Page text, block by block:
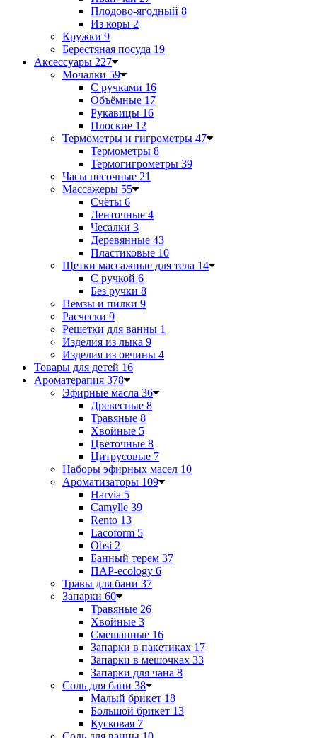
Плодово-ягодный 8
Из коры 2
Кружки 9
Берестяная посуда 19
Аксессуары 227
Мочалки 59
С ручками 16
Объёмные 17
Рукавицы 16
Плоские 12
Термометры и гигрометры 47
Термометры 8
Термогигрометры 39
Часы песочные 21
Массажеры 55
Счёты 6
Ленточные 4
Чесалки 3
Деревянные 43
Пластиковые 10
Щетки массажные для тела 14
С ручкой 6
Без ручки 8
Пемзы и пилки 9
Расчески 9
Решетки для ванны 1
Изделия из лыка 9
Изделия из овчины 4
Товары для детей 16
Ароматерапия 378
Эфирные масла 36
Древесные 8
Травяные 8
Хвойные 5
Цветочные 8
Цитрусовые 7
Наборы эфирных масел 10
Ароматизаторы 109
Harvia 5
Camylle 39
Rento 13
Lacoform 5
Obsi 2
Банный терем 37
ПАР-ecology 6
Травы для бани 37
Запарки 60
Травяные 26
Хвойные 3
Смешанные 16
Запарки в пакетиках 17
Запарки в мешочках 33
Запарки для чана 8
Соль для бани 38
Малый брикет 18
Большой брикет 13
Кусковая 7